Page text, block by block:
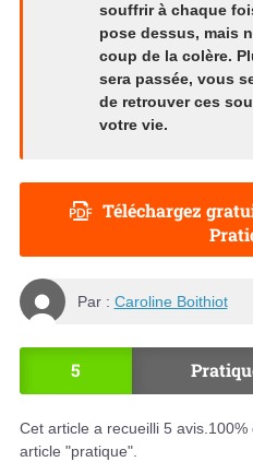
souffrir à chaque
pose dessus, mais
coup de la colère.
sera passée, vous
de retrouver ces
votre vie.
Téléchargez
Par : Caroline Boithiot
5
Cet article a recueilli 5 avis. 100%
article "pratique".